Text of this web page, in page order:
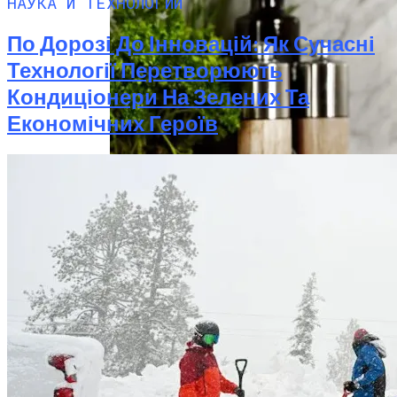
В Нидерландах Придумали Способ
Очистить Реки От Пластика
Идеальный Помощник На Кухне: Как
Выбрать Хороший Блендер
По Дорозі До Інновацій: Як Сучасні
Технології Перетворюють
Кондиціонери На Зелених Та
Економічних Героїв